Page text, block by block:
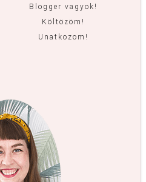
Blogger vagyok!
Költözöm!
Unatkozom!